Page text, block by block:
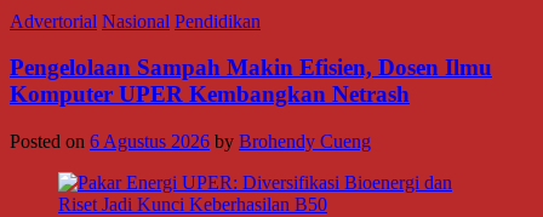
Advertorial Nasional Pendidikan
Pengelolaan Sampah Makin Efisien, Dosen Ilmu
Komputer UPER Kembangkan Netrash
Posted on 6 Agustus 2026 by Brohendy Cueng